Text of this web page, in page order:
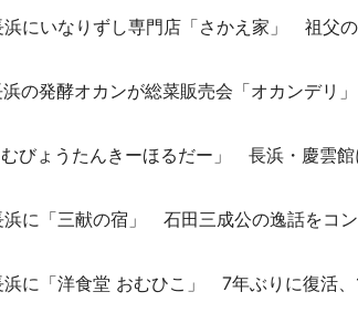
にいなりずし専門店「さかえ家」 祖父の
の発酵オカンが総菜販売会「オカンデリ
びょうたんきーほるだー」 長浜・慶雲館
に「三献の宿」 石田三成公の逸話をコン
に「洋食堂 おむひこ」 7年ぶりに復活、